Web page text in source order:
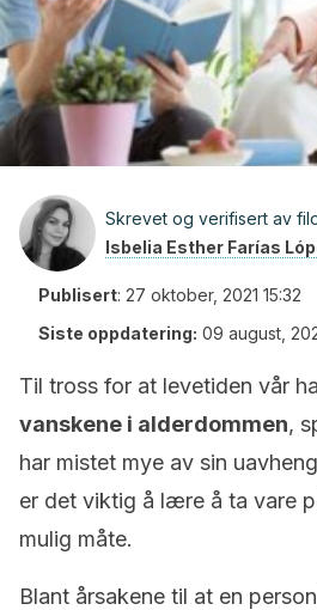
Skrevet og verifisert av
Isbelia Esther Farías
Publisert: 27 oktober, 2021 15:32
Siste oppdatering: 09 august,
Til tross for at levetiden vår
vanskene i alderdommen,
har mistet mye av sin
er det viktig å lære å ta vare
mulig måte.
Blant årsakene til at en